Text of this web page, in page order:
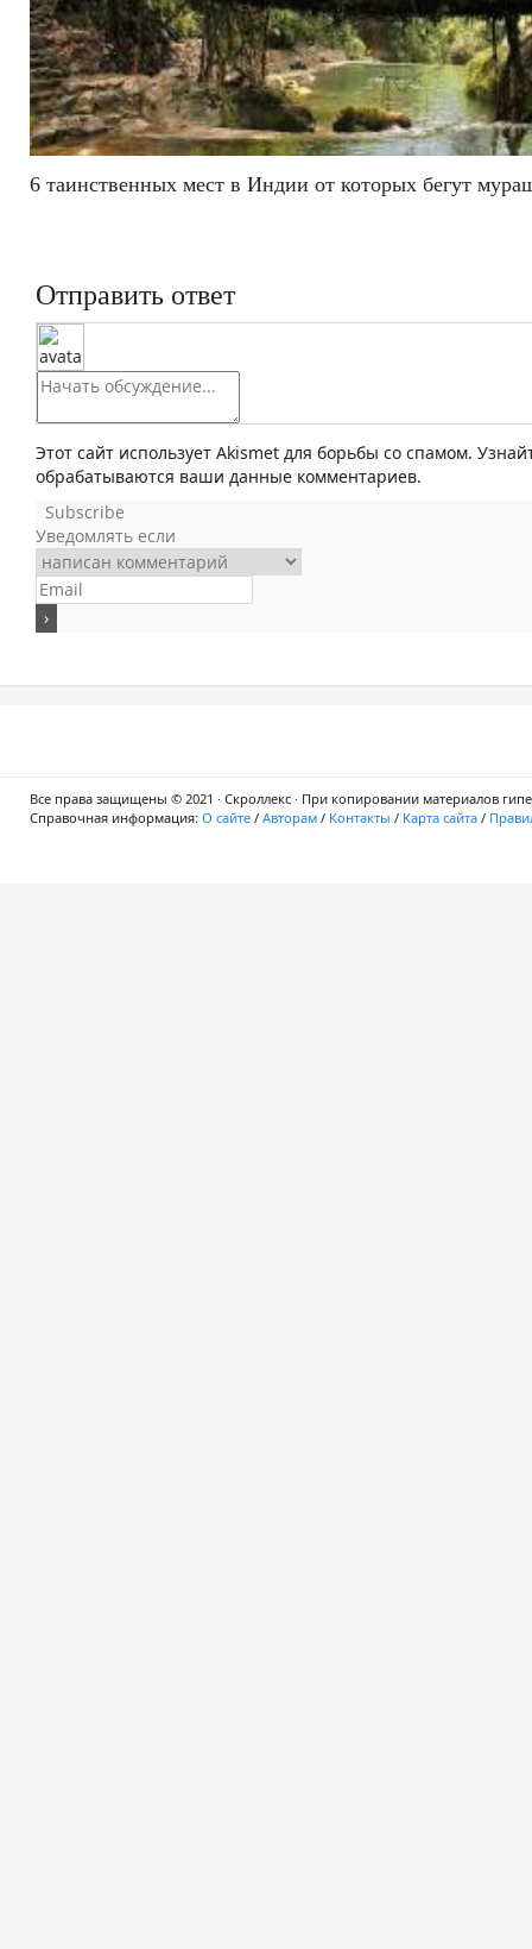
6 таинственных мест в Индии от которых бегут
Отправить ответ
Этот сайт использует Akismet для борьбы со спамом.
обрабатываются ваши данные комментариев.
Subscribe
Уведомлять если
Все права защищены © 2021 · Скроллекс · При копировании материалов
Справочная информация: О сайте / Авторам / Контакты / Карта сайта /